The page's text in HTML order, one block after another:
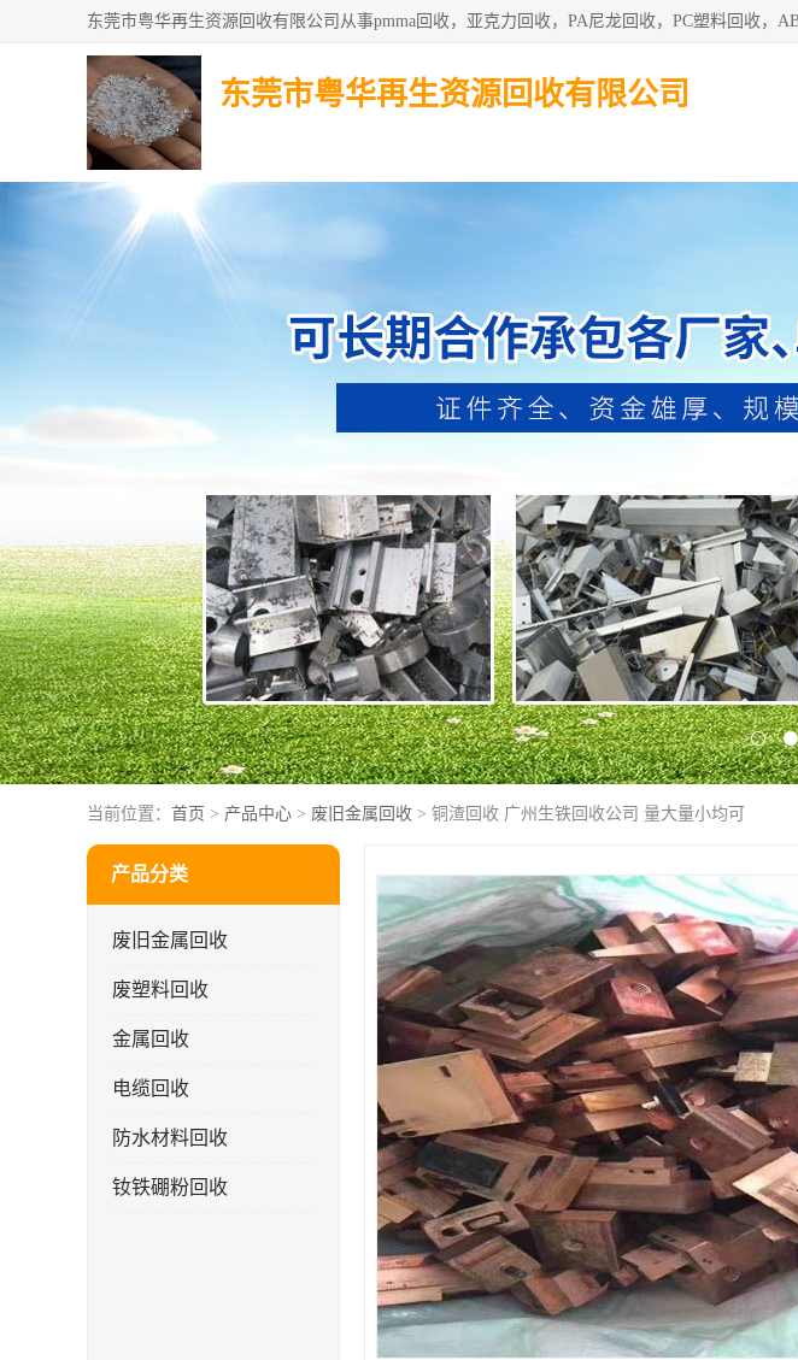
东莞市粤华再生资源回收有限公司
当前位置： 首页 > 产品中心 > 废旧金属回收 > 铜渣回收 广州生铁回收公司 量大量小均可
产品分类
废旧金属回收
废塑料回收
金属回收
电缆回收
防水材料回收
钕铁硼粉回收